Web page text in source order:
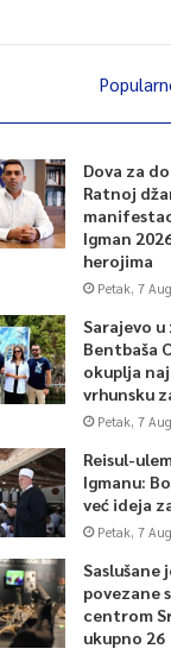
Dova za
Ratnoj
Igman
herojima
Petak, 7
Sarajevo
Bentbaša
okuplja
vrhunsku
Petak, 7
Reisul-
Igmanu:
već ideja
Petak, 7
Saslušane
povezane
centrom
ukupno 26